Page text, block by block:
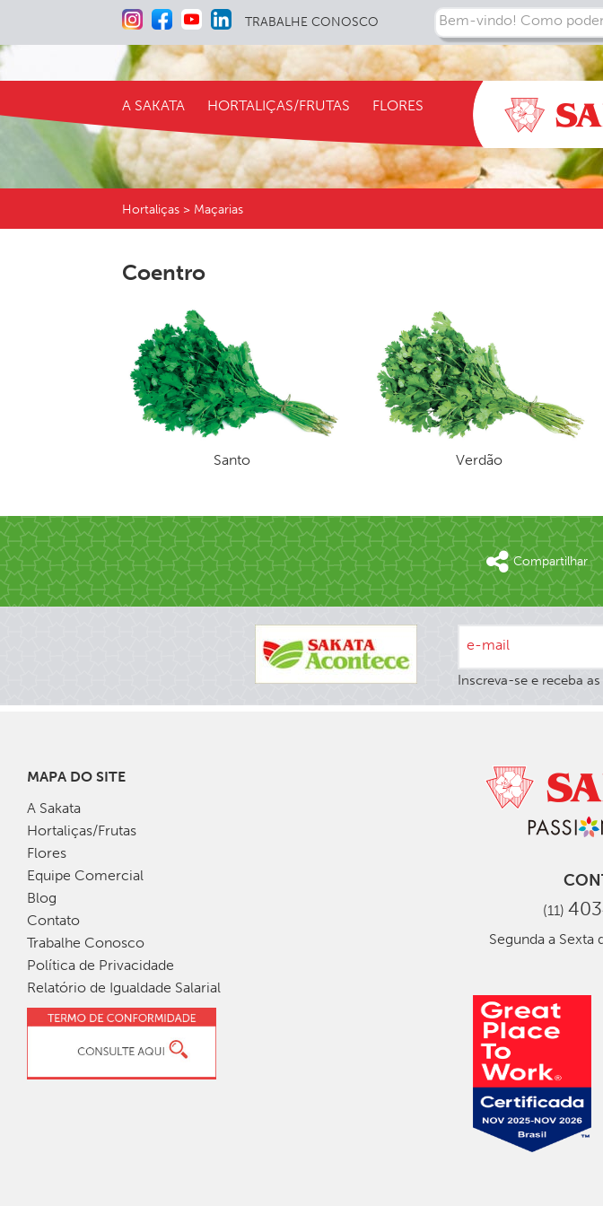
TRABALHE CONOSCO Bem-vindo! Como
A SAKATA HORTALIÇAS/FRUTAS FLORES
Hortaliças > Maçarias
Coentro
Santo Verdão
Compartilhar
e-mail
Inscreva-se e receba
MAPA DO SITE
A Sakata
Hortaliças/Frutas
Flores
Equipe Comercial
Blog
Contato
Trabalhe Conosco
Política de Privacidade
Relatório de Igualdade Salarial
(11)
Segunda a Sexta